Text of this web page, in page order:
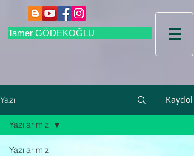
Tamer GÖDEKOĞLU
Yazı Kaydol
Yazılarımız
Yazılarımız